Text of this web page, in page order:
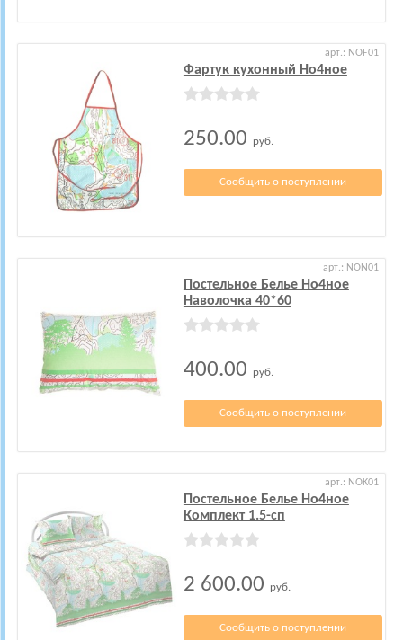
арт.: NOF01
Фартук кухонный Но4ное
250.00 руб.
Сообщить о поступлении
арт.: NON01
Постельное Белье Но4ное
Наволочка 40*60
400.00 руб.
Сообщить о поступлении
арт.: NOK01
Постельное Белье Но4ное
Комплект 1.5-сп
2 600.00 руб.
Сообщить о поступлении